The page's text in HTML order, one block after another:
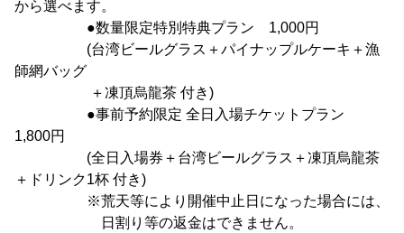
から選べます。
●数量限定特別特典プラン 1,000円
(台湾ビールグラス＋パイナップルケーキ＋漁
師網バッグ
＋凍頂烏龍茶 付き)
●事前予約限定 全日入場チケットプラン
1,800円
(全日入場券＋台湾ビールグラス＋凍頂烏龍茶
＋ドリンク1杯 付き)
※荒天等により開催中止日になった場合には、
日割り等の返金はできません。